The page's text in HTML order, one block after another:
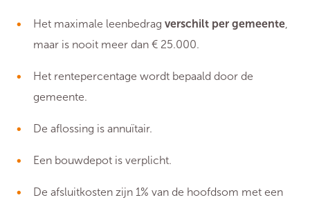
Het maximale leenbedrag verschilt per gemeente,
maar is nooit meer dan € 25.000.
Het rentepercentage wordt bepaald door de
gemeente.
De aflossing is annuïtair.
Een bouwdepot is verplicht.
De afsluitkosten zijn 1% van de hoofdsom met een